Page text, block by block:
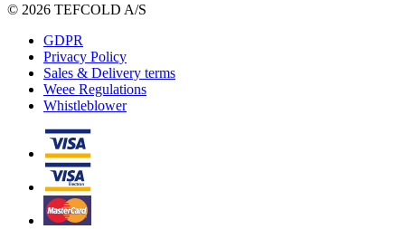
© 2026 TEFCOLD A/S
GDPR
Privacy Policy
Sales & Delivery terms
Weee Regulations
Whistleblower